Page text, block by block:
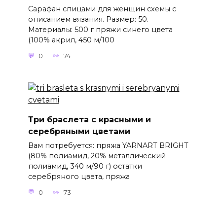
Сарафан спицами для женщин схемы с
описанием вязания. Размер: 50.
Материалы: 500 г пряжи синего цвета
(100% акрил, 450 м/100
0 74
Три браслета с красными и
серебряными цветами
Вам потребуется: пряжа YARNART BRIGHT
(80% полиамид, 20% металлический
полиамид, 340 м/90 г) остатки
серебряного цвета, пряжа
0 73